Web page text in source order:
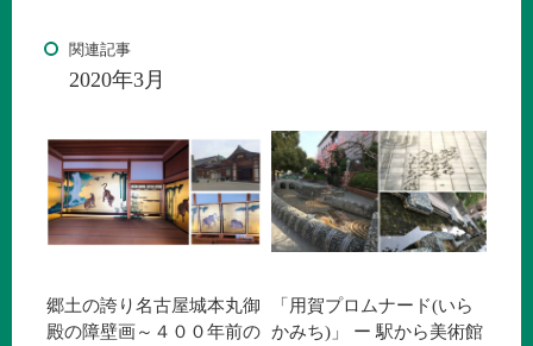
関連記事
2020年3月
郷土の誇り名古屋城本丸御
殿の障壁画～４００年前の
「用賀プロムナード(いら
かみち)」 ー 駅から美術館